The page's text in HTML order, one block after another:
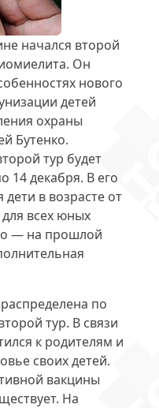
начался второй
. Он
нового
детей
охраны
Бутенко.
тур будет
14 декабря. В его
дети в возрасте от
всех юных
— на прошлой
распределена по
тур. В связи
к родителям и
своих детей.
вакцины
На